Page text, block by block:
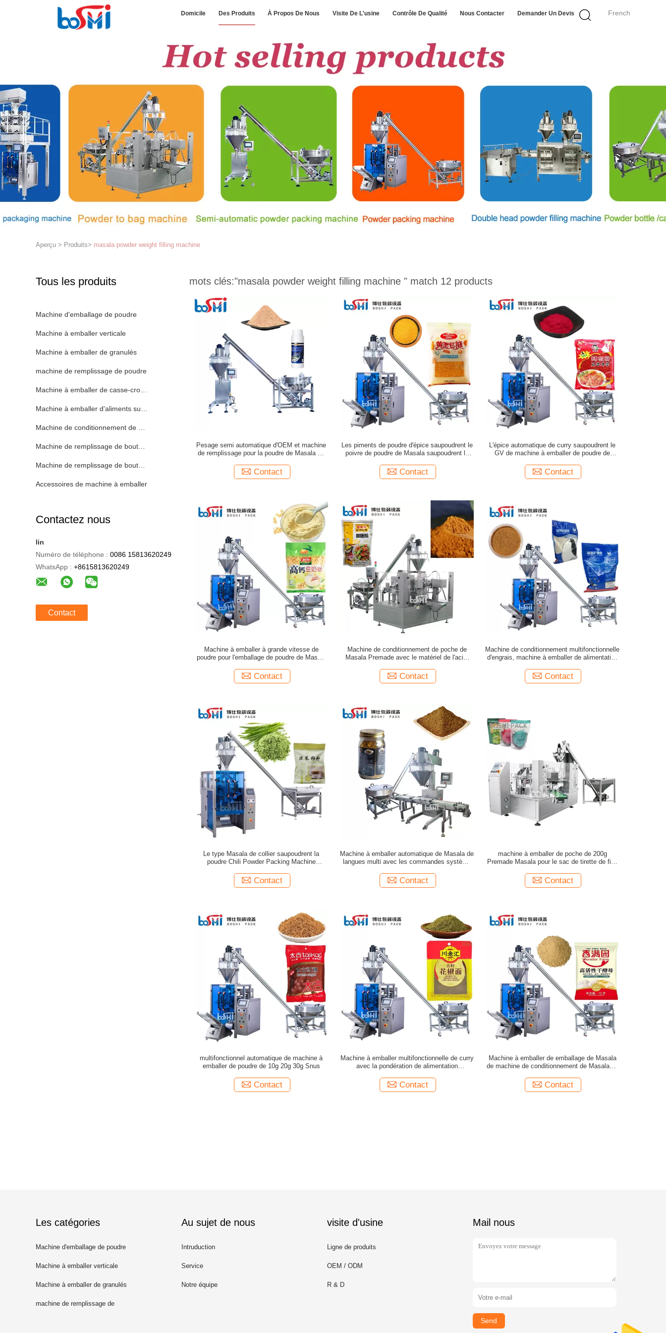
French
Domicile Des Produits À Propos De Nous Visite De L'usine Contrôle De Qualité Nous Contacter Demander Un Devis
Aperçu > Produits> masala powder weight filling machine
Tous les produits
Machine d'emballage de poudre
Machine à emballer verticale
Machine à emballer de granulés
machine de remplissage de poudre
Machine à emballer de casse-croûte
Machine à emballer d'aliments surgelés
Machine de conditionnement de poche de Premade
Machine de remplissage de bouteilles automatique
Machine de remplissage de bouteilles semi automatique
Accessoires de machine à emballer
Contactez nous
lin
Numéro de téléphone : 0086 15813620249
WhatsApp : +8615813620249
Contact
mots clés:"masala powder weight filling machine " match 12 products
Pesage semi automatique d'OEM et machine
de remplissage pour la poudre de Masala de
Contact
Les piments de poudre d'épice saupoudrent le
poivre de poudre de Masala saupoudrent la
Contact
L'épice automatique de curry saupoudrent le
GV de machine à emballer de poudre de
Contact
Machine à emballer à grande vitesse de
poudre pour l'emballage de poudre de Masala
Contact
Machine de conditionnement de poche de
Masala Premade avec le matériel de l'acier
Contact
Machine de conditionnement multifonctionnelle
d'engrais, machine à emballer de alimentation
Contact
Le type Masala de collier saupoudrent la
poudre Chili Powder Packing Machine
Contact
Machine à emballer automatique de Masala de
langues multi avec les commandes système
Contact
machine à emballer de poche de 200g
Premade Masala pour le sac de tirette de film
Contact
multifonctionnel automatique de machine à
emballer de poudre de 10g 20g 30g Snus
Contact
Machine à emballer multifonctionnelle de curry
avec la pondération de alimentation
Contact
Machine à emballer de emballage de Masala
de machine de conditionnement de Masala de
Contact
Les catégories
Machine d'emballage de poudre
Machine à emballer verticale
Machine à emballer de granulés
machine de remplissage de
Au sujet de nous
Intruduction
Service
Notre équipe
visite d'usine
Ligne de produits
OEM / ODM
R & D
Mail nous
Send